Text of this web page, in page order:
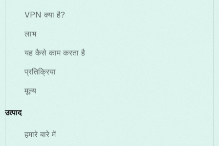
VPN क्या है?
लाभ
यह कैसे काम करता है
प्रतिक्रिया
मूल्य
उत्पाद
हमारे बारे में